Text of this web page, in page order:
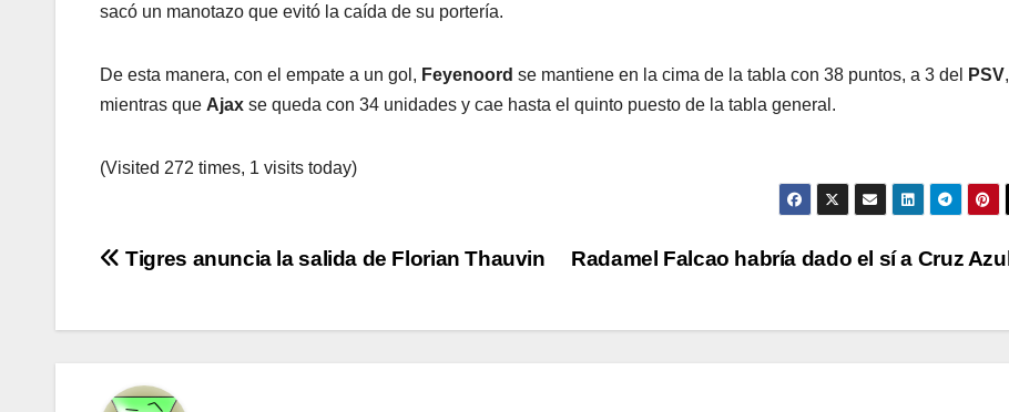
sacó un manotazo que evitó la caída de su portería.
De esta manera, con el empate a un gol, Feyenoord se mantiene en la cima de la tabla con 38 puntos, a 3 del PSV,
mientras que Ajax se queda con 34 unidades y cae hasta el quinto puesto de la tabla general.
(Visited 272 times, 1 visits today)
Navegación
Radamel Falcao habría dado el sí a Cruz Azul
Tigres anuncia la salida de Florian Thauvin